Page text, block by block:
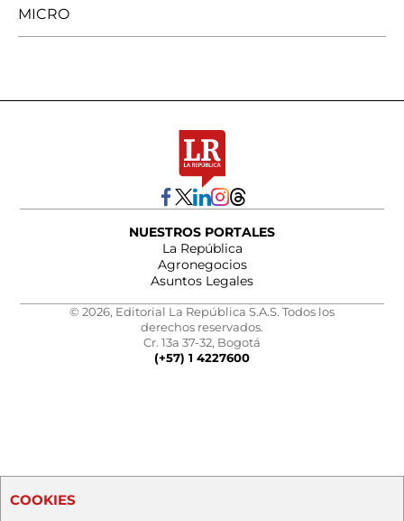
MICRO
NUESTROS PORTALES
La República
Agronegocios
Asuntos Legales
© 2026, Editorial La República S.A.S. Todos los
derechos reservados.
Cr. 13a 37-32, Bogotá
(+57) 1 4227600
COOKIES